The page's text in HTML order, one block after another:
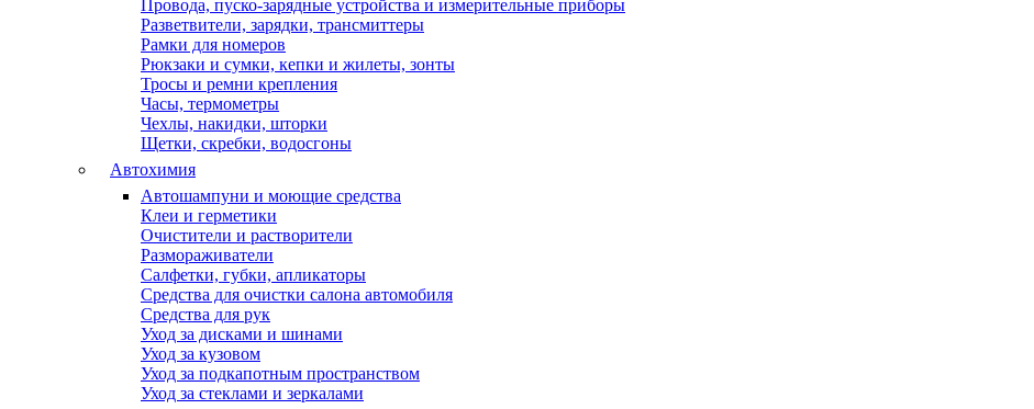
Провода, пуско-зарядные устройства и измерительные приборы
Разветвители, зарядки, трансмиттеры
Рамки для номеров
Рюкзаки и сумки, кепки и жилеты, зонты
Тросы и ремни крепления
Часы, термометры
Чехлы, накидки, шторки
Щетки, скребки, водосгоны
Автохимия
Автошампуни и моющие средства
Клеи и герметики
Очистители и растворители
Размораживатели
Салфетки, губки, апликаторы
Средства для очистки салона автомобиля
Средства для рук
Уход за дисками и шинами
Уход за кузовом
Уход за подкапотным пространством
Уход за стеклами и зеркалами